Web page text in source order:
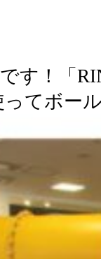
す！「
てボー